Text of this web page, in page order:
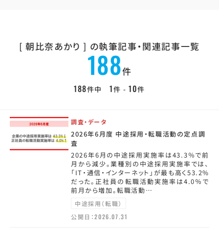
[ 朝比奈あかり ] の執筆記事・関連記事一覧
188件
188件中 1件 -10件
調査・データ
2026年6月度 中途採用・転職活動の定点調
査
2026年6月の中途採用実施率は43.3％で前
月から減少。業種別の中途採用実施率では、
「IT・通信・インターネット」が最も高く53.2%
だった。正社員の転職活動実施率は4.0％で
前月から増加。転職活動…
中途採用（転職）
公開日：2026.07.31